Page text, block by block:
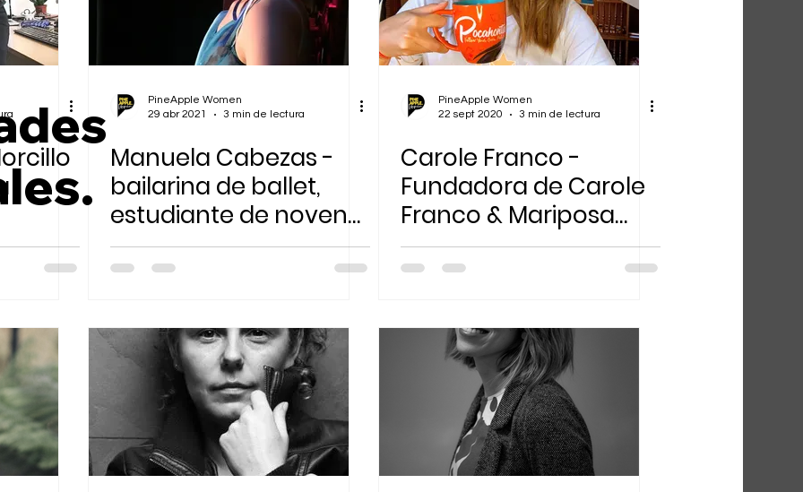
PineApple Women
29 abr 2021
3 min de lectura
Manuela Cabezas -
bailarina de ballet,
estudiante de noveno
grado
PineApple Women
22 sept 2020
3 min de lectura
Carole Franco -
Fundadora de Carole
Franco & Mariposa
digital